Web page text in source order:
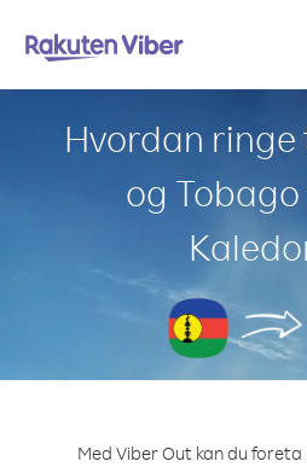
Hvordan
og
Med Viber Out kan du